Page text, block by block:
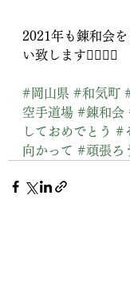
2021年も錬和会
い致します🙇‍♀️🙇‍♂️
#岡山県 #和気町
空手道場 #錬和会
しておめでとう #
向かって #頑張ろ